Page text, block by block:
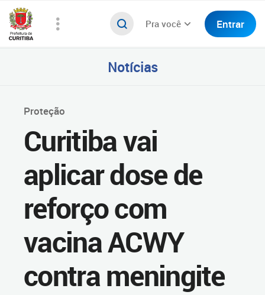
Pra você Entrar
Notícias
Proteção
Curitiba vai
aplicar dose de
reforço com
vacina ACWY
contra meningite